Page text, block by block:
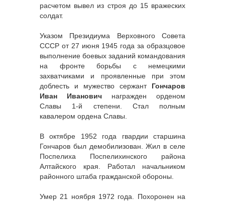
расчетом вывел из строя до 15 вражеских
солдат.
Указом Президиума Верховного Совета
СССР от 27 июня 1945 года за образцовое
выполнение боевых заданий командования
на фронте борьбы с немецкими
захватчиками и проявленные при этом
доблесть и мужество сержант Гончаров
Иван Иванович награжден орденом
Славы 1-й степени. Стал полным
кавалером ордена Славы.
В октябре 1952 года гвардии старшина
Гончаров был демобилизован. Жил в селе
Поспелиха Поспелихинского района
Алтайского края. Работал начальником
районного штаба гражданской обороны.
Умер 21 ноября 1972 года. Похоронен на